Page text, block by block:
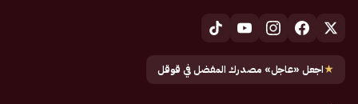
★اجعل «عاجل» مصدرك المفضل في قوقل